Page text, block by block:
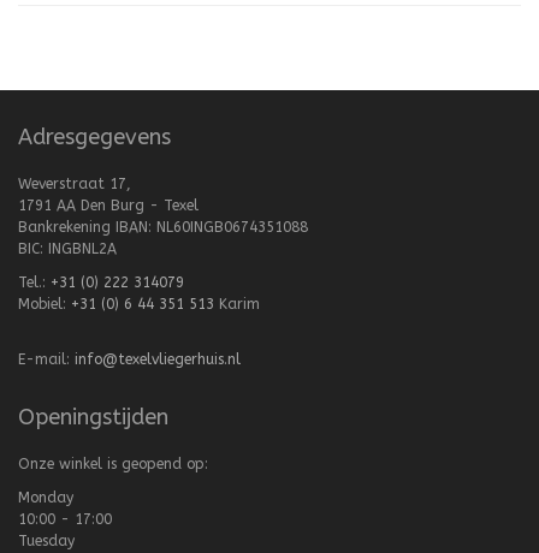
Adresgegevens
Weverstraat 17,
1791 AA Den Burg - Texel
Bankrekening IBAN: NL60INGB0674351088
BIC: INGBNL2A
Tel.: +31 (0) 222 314079
Mobiel: +31 (0) 6 44 351 513 Karim
E-mail: info@texelvliegerhuis.nl
Openingstijden
Onze winkel is geopend op:
Monday
10:00 - 17:00
Tuesday